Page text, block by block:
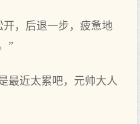
，后退一步，疲惫地
”
最近太累吧，元帅大人